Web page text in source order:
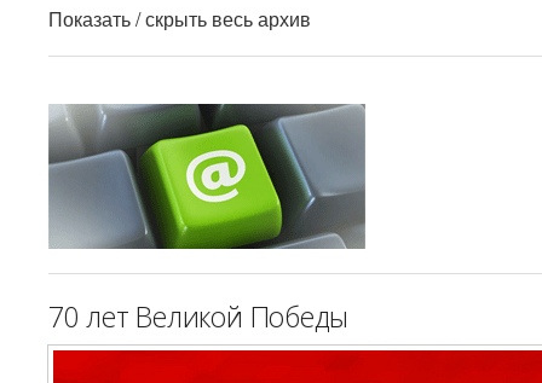
Показать / скрыть весь архив
70 лет Великой Победы